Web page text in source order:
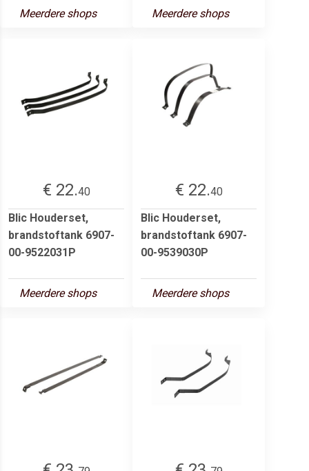
Meerdere shops Meerdere shops
€ 22.40
Blic Houderset,
brandstoftank 6907-
00-9522031P
Meerdere shops
€ 22.40
Blic Houderset,
brandstoftank 6907-
00-9539030P
Meerdere shops